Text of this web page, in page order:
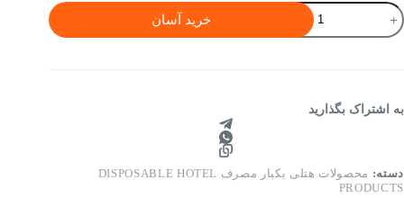
مانتو
فرم
کارکنان
مدل
34
تا
خرید آسان
به اشتراک بگذارید
دسته:
محصولات هتلی یکبار مصرف DISPOSABLE HOTEL
PRODUCTS